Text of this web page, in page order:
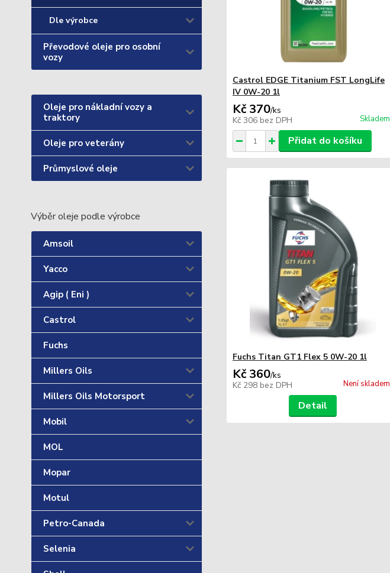
Dle výrobce
Převodové oleje pro osobní
vozy
Oleje pro nákladní vozy a
traktory
Oleje pro veterány
Průmyslové oleje
Výběr oleje podle výrobce
Amsoil
Yacco
Agip ( Eni )
Castrol
Fuchs
Millers Oils
Millers Oils Motorsport
Mobil
MOL
Mopar
Motul
Petro-Canada
Selenia
Castrol EDGE Titanium FST LongLife
IV 0W-20 1l
Kč 370/ks
Kč 306 bez DPH Skladem
Přidat do košíku
Fuchs Titan GT1 Flex 5 0W-20 1l
Kč 360/ks
Kč 298 bez DPH Není skladem
Detail